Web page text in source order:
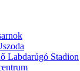
Labdarúgó Stadion